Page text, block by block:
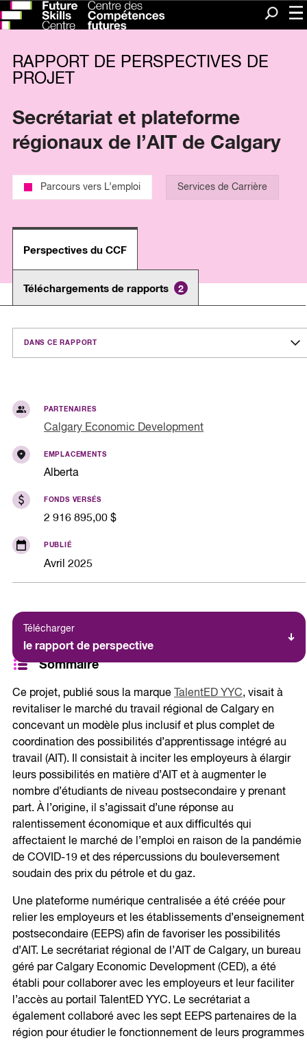
RAPPORT DE PERSPECTIVES DE
PROJET
Secrétariat et plateforme
régionaux de l’AIT de Calgary
Parcours vers L’emploi Services de Carrière
Perspectives du CCF
Téléchargements de rapports 2
PARTENAIRES
Calgary Economic Development
EMPLACEMENTS
Alberta
FONDS VERSÉS
2 916 895,00 $
PUBLIÉ
Avril 2025
Télécharger
le rapport de perspective
DANS CE RAPPORT
Sommaire
Ce projet, publié sous la marque TalentED YYC, visait à
revitaliser le marché du travail régional de Calgary en
concevant un modèle plus inclusif et plus complet de
coordination des possibilités d’apprentissage intégré au
travail (AIT). Il consistait à inciter les employeurs à élargir
leurs possibilités en matière d’AIT et à augmenter le
nombre d’étudiants de niveau postsecondaire y prenant
part. À l’origine, il s’agissait d’une réponse au
ralentissement économique et aux difficultés qui
affectaient le marché de l’emploi en raison de la pandémie
de COVID-19 et des répercussions du bouleversement
soudain des prix du pétrole et du gaz.
Une plateforme numérique centralisée a été créée pour
relier les employeurs et les établissements d’enseignement
postsecondaire (EEPS) afin de favoriser les possibilités
d’AIT. Le secrétariat régional de l’AIT de Calgary, un bureau
géré par Calgary Economic Development (CED), a été
établi pour collaborer avec les employeurs et leur faciliter
l’accès au portail TalentED YYC. Le secrétariat a
également collaboré avec les sept EEPS partenaires de la
région pour étudier le fonctionnement de leurs programmes